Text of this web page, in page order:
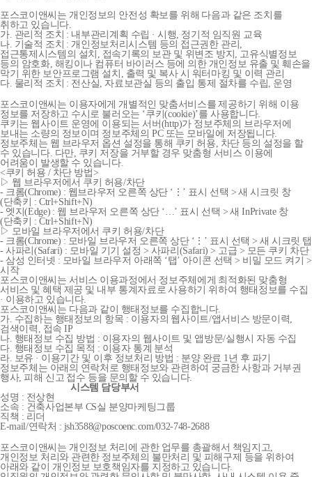
포스코이앤씨는 개인정보의 안전성 확보를 위해 다음과 같은 조치를
취하고 있습니다.
가. 관리적 조치 : 내부관리계획 수립 · 시행, 정기적 임직원 교육
나. 기술적 조치 : 개인정보처리시스템 등의 접근권한 관리,
접근통제시스템의 설치, 접속기록의 보관 및 위변조 방지, 고유식별정보
등의 암호화, 해킹이나 컴퓨터 바이러스 등에 의한 개인정보 유출 및 훼손을
막기 위한 보안프로그램 설치, 출력 및 복사 시 워터마킹 및 이력 관리
다. 물리적 조치 : 전산실, 자료보관실 등의 출입 통제 절차를 수립, 운영
포스코이앤씨는 이용자에게 개별적인 맞춤서비스를 제공하기 위해 이용
정보를 저장하고 수시로 불러오는 ‘쿠키(cookie)’를 사용합니다.
쿠키는 웹사이트 운영에 이용되는 서버(http)가 정보주체의 브라우저에
보내는 소량의 정보이며 정보주체의 PC 또는 모바일에 저장됩니다.
정보주체는 웹 브라우저 옵션 설정을 통해 쿠키 허용, 차단 등의 설정을 할
수 있습니다. 다만, 쿠키 저장을 거부할 경우 맞춤형 서비스 이용에
어려움이 발생할 수 있습니다.
<쿠키 허용 / 차단 방법>
▷ 웹 브라우저에서 쿠키 허용/차단
- 크롬(Chrome) : 웹브라우저 오른쪽 상단 ‘⋮’ 표시 선택 > 새 시크릿 창
(단축키 : Ctrl+Shift+N)
- 엣지(Edge) : 웹 브라우저 오른쪽 상단 ‘…’ 표시 선택 > 새 InPrivate 창
(단축키 : Ctrl+Shift+N)
▷ 모바일 브라우저에서 쿠키 허용/차단
- 크롬(Chrome) : 모바일 브라우저 오른쪽 상단 ‘⋮’ 표시 선택 > 새 시크릿 탭
- 사파리(Safari) : 모바일 기기 설정 > 사파리(Safari) > 고급 > 모든 쿠키 차단
- 삼성 인터넷 : 모바일 브라우저 아래쪽 ‘탭’ 아이콘 선택 > 비밀 모드 켜기 >
시작
포스코이앤씨는 서비스 이용과정에서 정보주체에게 최적화된 맞춤형
서비스 및 혜택 제공 및 내부 통계자료로 사용하기 위하여 행태정보를 수집
· 이용하고 있습니다.
포스코이앤씨는 다음과 같이 행태정보를 수집합니다.
가. 수집하는 행태정보의 항목 : 이용자의 웹사이트/앱서비스 방문이력,
검색이력, 접속 IP
나. 행태정보 수집 방법 : 이용자의 웹사이트 및 앱방문/실행시 자동 수집
다. 행태정보 수집 목적 : 이용자 통계 분석
라. 보유 · 이용기간 및 이후 정보처리 방법 : 분양 완료 1년 후 파기
정보주체는 아래의 연락처로 행태정보와 관련하여 궁금한 사항과 거부권
행사, 피해 신고 접수 등을 문의할 수 있습니다.
시스템 담당부서
성명 : 전상현
소속 : 건축사업본부 CS실 분양마케팅그룹
직책 : 리더
E-mail/연락처 : jsh3588@poscoenc.com/032-748-2688
포스코이앤씨는 개인정보 처리에 관한 업무를 총괄해서 책임지고,
개인정보 처리와 관련한 정보주체의 불만처리 및 피해구제 등을 위하여
아래와 같이 개인정보 보호책임자를 지정하고 있습니다.